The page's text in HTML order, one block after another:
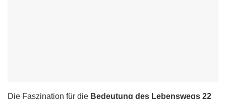
Die Faszination für die Bedeutung des Lebenswegs 22